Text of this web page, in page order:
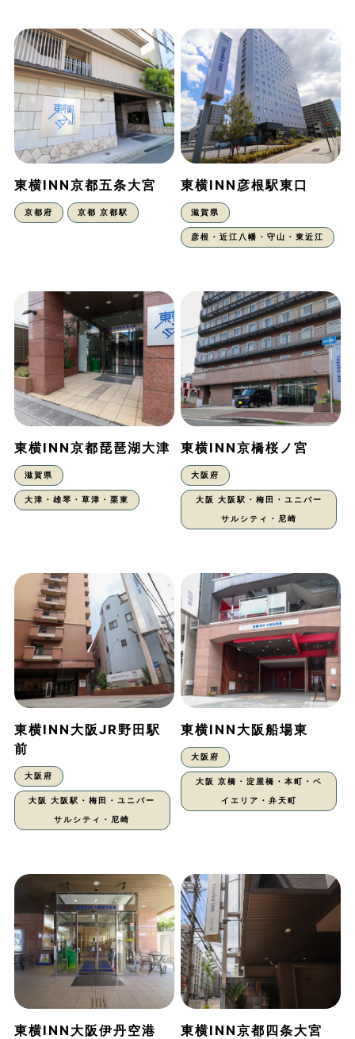
東横INN京都五条大宮
京都府 京都 京都駅
東横INN彦根駅東口
滋賀県
彦根・近江八幡・守山・東近江
東横INN京都琵琶湖大津
滋賀県
大津・雄琴・草津・栗東
東横INN京橋桜ノ宮
大阪府
大阪 大阪駅・梅田・ユニバー
サルシティ・尼崎
東横INN大阪JR野田駅
前
大阪府
大阪 大阪駅・梅田・ユニバー
サルシティ・尼崎
東横INN大阪船場東
大阪府
大阪 京橋・淀屋橋・本町・ベ
イエリア・弁天町
東横INN大阪伊丹空港 東横INN京都四条大宮